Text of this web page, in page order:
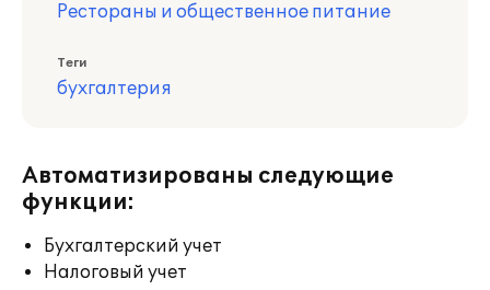
Рестораны и общественное питание
Теги
бухгалтерия
Автоматизированы следующие
функции:
Бухгалтерский учет
Налоговый учет